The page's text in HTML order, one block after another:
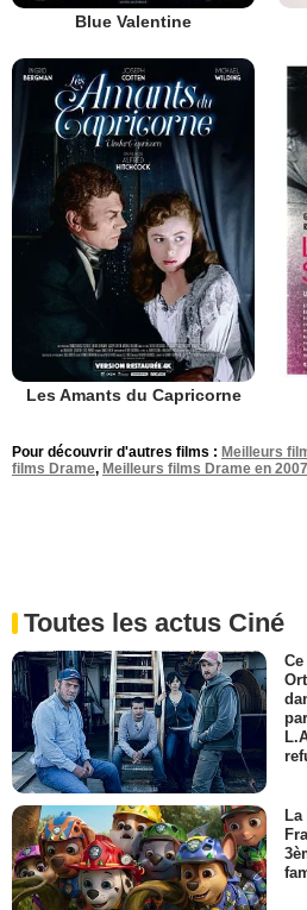
Blue Valentine
Les Amants du Capricorne
Pour découvrir d'autres films : Meilleurs
films Drame, Meilleurs films Drame en 2007
Toutes les actus Ciné